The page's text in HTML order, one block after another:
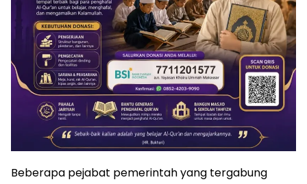
Beberapa pejabat pemerintah yang tergabung